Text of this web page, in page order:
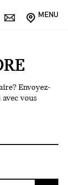
MENU
Envoyez-
vous